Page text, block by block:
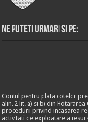
Ne puteti urmari si pe:
Contul pentru plata cotelor
alin. 2 lit. a) si b) din
procedurii privind incasarea
activitati de exploatare a